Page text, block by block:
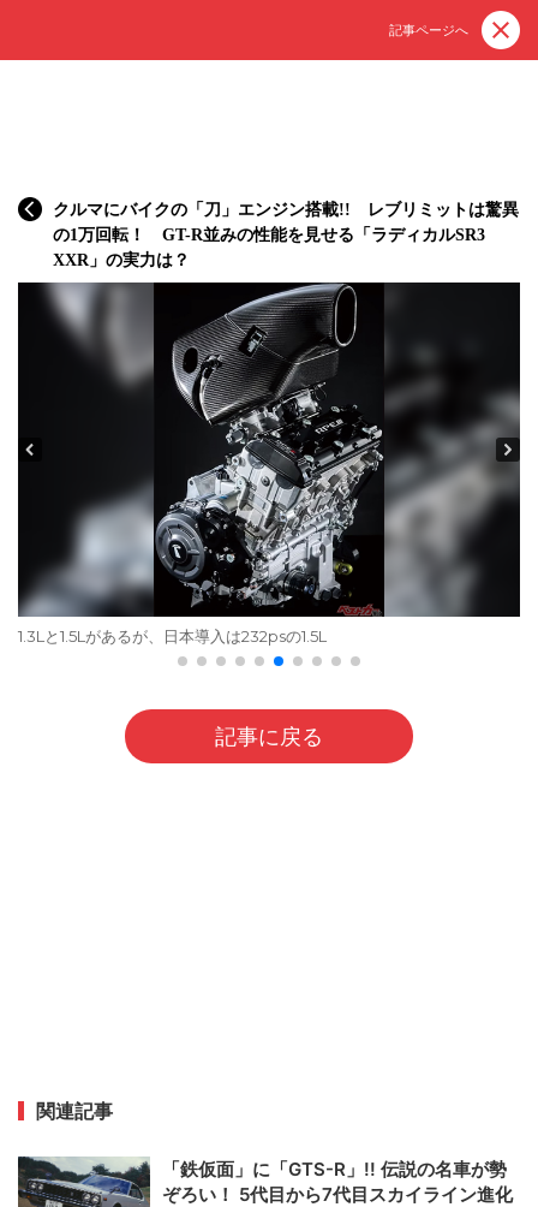
記事ページへ
クルマにバイクの「刀」エンジン搭載!! レブリミットは驚異
の1万回転！ GT-R並みの性能を見せる「ラディカルSR3
XXR」の実力は？
1.3Lと1.5Lがあるが、日本導入は232psの1.5L
記事に戻る
関連記事
「鉄仮面」に「GTS-R」!! 伝説の名車が勢
ぞろい！ 5代目から7代目スカイライン進化